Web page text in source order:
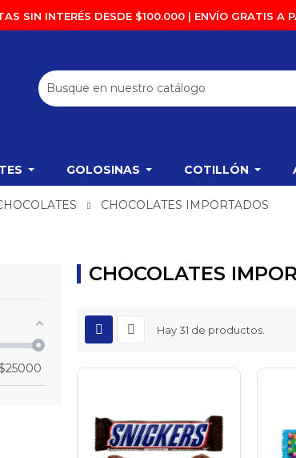
SIN INTERÉS DESDE $100.000 | ENVÍO GRATIS A
GOLOSINAS COTILLÓN
CHOCOLATES IMPORTADOS
25000
CHOCOLATES
Hay 31 de productos.